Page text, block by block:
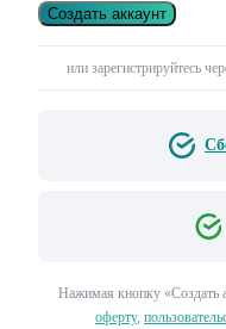
Создать аккаунт
или зарегистрируйтесь
Нажимая кнопку «Создать
оферту,